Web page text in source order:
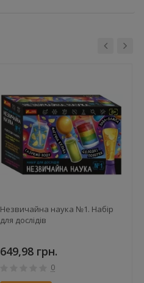
Незвичайна наука №1. Набір
для дослідів
649,98 грн.
0